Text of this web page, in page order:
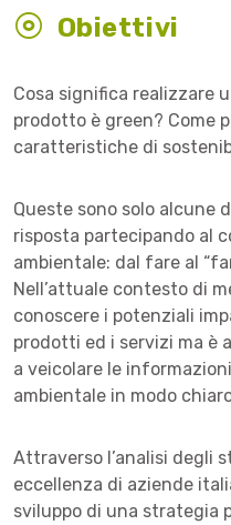
Obiettivi
Cosa significa realizzare
prodotto è green? Come
caratteristiche di
Queste sono solo alcune
risposta partecipando al
ambientale: dal fare al
Nell’attuale contesto di
conoscere i potenziali
prodotti ed i servizi ma
a veicolare le
ambientale in modo
Attraverso l’analisi degli
eccellenza di aziende
sviluppo di una strategia